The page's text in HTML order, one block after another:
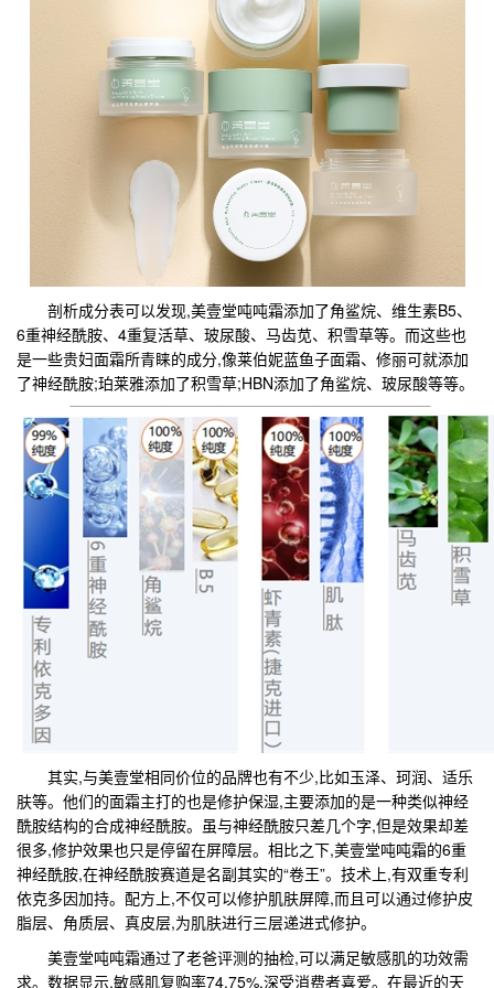
剖析成分表可以发现,美壹堂吨吨霜添加了角鲨烷、维生素B5、
6重神经酰胺、4重复活草、玻尿酸、马齿苋、积雪草等。而这些也
是一些贵妇面霜所青睐的成分,像莱伯妮蓝鱼子面霜、修丽可就添加
了神经酰胺;珀莱雅添加了积雪草;HBN添加了角鲨烷、玻尿酸等等。
其实,与美壹堂相同价位的品牌也有不少,比如玉泽、珂润、适乐
肤等。他们的面霜主打的也是修护保湿,主要添加的是一种类似神经
酰胺结构的合成神经酰胺。虽与神经酰胺只差几个字,但是效果却差
很多,修护效果也只是停留在屏障层。相比之下,美壹堂吨吨霜的6重
神经酰胺,在神经酰胺赛道是名副其实的“卷王”。技术上,有双重专利
依克多因加持。配方上,不仅可以修护肌肤屏障,而且可以通过修护皮
脂层、角质层、真皮层,为肌肤进行三层递进式修护。
美壹堂吨吨霜通过了老爸评测的抽检,可以满足敏感肌的功效需
求。数据显示,敏感肌复购率74.75%,深受消费者喜爱。在最近的天